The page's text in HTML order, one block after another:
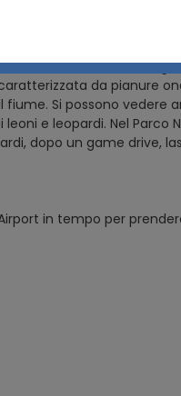
Nazionale del
da pianure
Si possono
e leopardi. Nel Parco
dopo un game drive,
in tempo per